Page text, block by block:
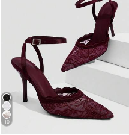
10